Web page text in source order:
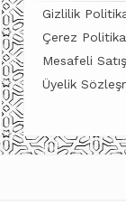
Gizlilik
Çerez
Mesafeli
Üyelik